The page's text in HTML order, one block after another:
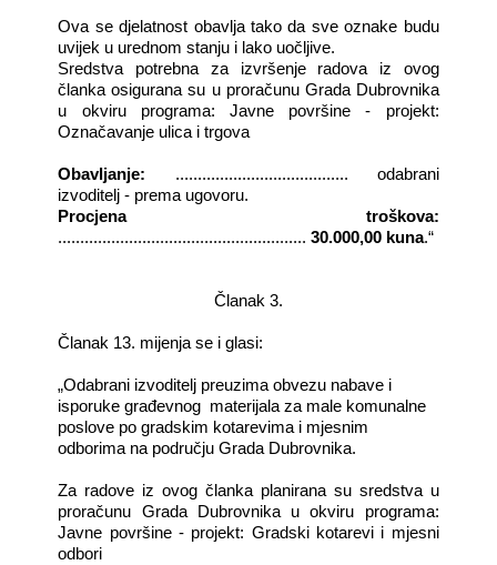
Ova se djelatnost obavlja tako da sve oznake budu
uvijek u urednom stanju i lako uočljive.
Sredstva potrebna za izvršenje radova iz ovog
članka osigurana su u proračunu Grada Dubrovnika
u okviru programa: Javne površine - projekt:
Označavanje ulica i trgova
Obavljanje: ....................................... odabrani
izvoditelj - prema ugovoru.
Procjena troškova:
........................................................30.000,00 kuna.“
Članak 3.
Članak 13. mijenja se i glasi:
„Odabrani izvoditelj preuzima obvezu nabave i
isporuke građevnog materijala za male komunalne
poslove po gradskim kotarevima i mjesnim
odborima na području Grada Dubrovnika.
Za radove iz ovog članka planirana su sredstva u
proračunu Grada Dubrovnika u okviru programa:
Javne površine - projekt: Gradski kotarevi i mjesni
odbori